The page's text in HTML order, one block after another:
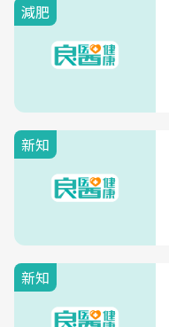
減肥
新知
新知